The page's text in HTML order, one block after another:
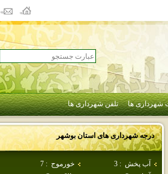
شهرداری ها تلفن شهرداری ها
درجه شهرداری های استانبوشهر
آب پخش :
3 خورموج :
7